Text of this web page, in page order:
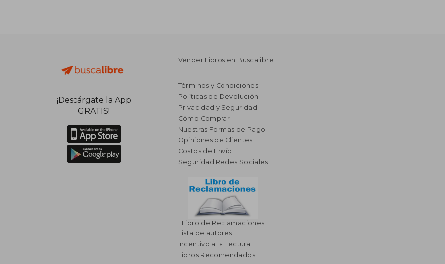
¡Descárgate la App
GRATIS!
Vender Libros en Buscalibre
Términos y Condiciones
Políticas de Devolución
Privacidad y Seguridad
Cómo Comprar
Nuestras Formas de Pago
Opiniones de Clientes
Costos de Envío
Seguridad Redes Sociales
Libro de Reclamaciones
Lista de autores
Incentivo a la Lectura
Libros Recomendados